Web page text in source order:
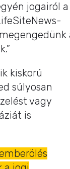
jogairól a
kiskorú
súlyosan
vagy
is